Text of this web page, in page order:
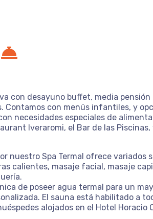
con desayuno buffet, media
Contamos con menús infantiles, y
necesidades especiales de
Iveraromi, el Bar de las
nuestro Spa Termal ofrece
calientes, masaje facial, masaje
de poseer agua termal para un
El sauna está habilitado a
alojados en el Hotel Horacio